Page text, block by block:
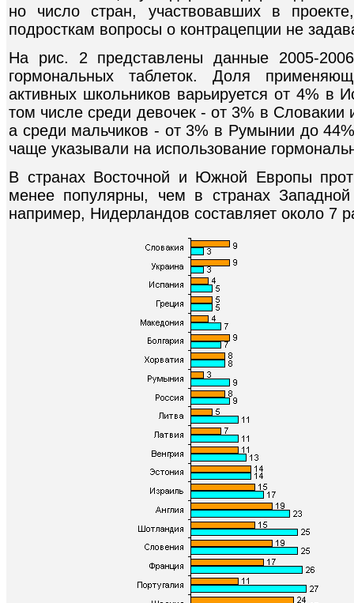
но число стран, участвовавших в
подросткам вопросы о контрацепции не
На рис. 2 представлены данные 2005-
гормональных таблеток. Доля
активных школьников варьируется от 4% в
том числе среди девочек - от 3% в
а среди мальчиков - от 3% в Румынии до
чаще указывали на использование
В странах Восточной и Южной Европы
менее популярны, чем в странах
например, Нидерландов составляет около 7